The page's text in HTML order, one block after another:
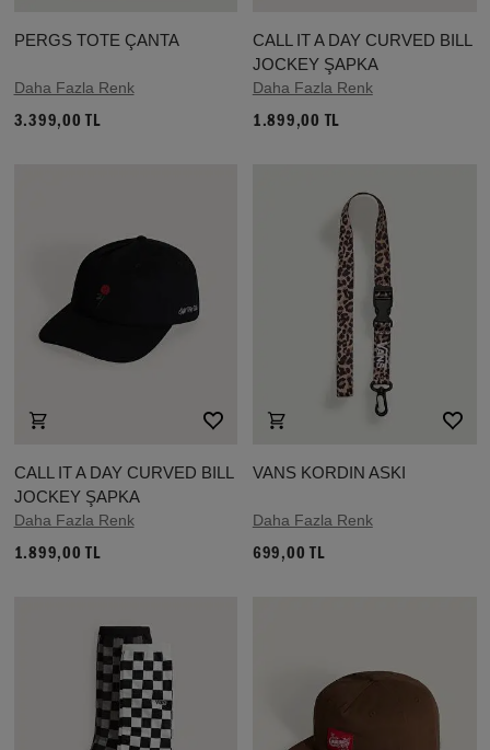
PERGS TOTE ÇANTA
Daha Fazla Renk
3.399,00 TL
CALL IT A DAY CURVED BILL
JOCKEY ŞAPKA
Daha Fazla Renk
1.899,00 TL
CALL IT A DAY CURVED BILL
JOCKEY ŞAPKA
Daha Fazla Renk
1.899,00 TL
VANS KORDIN ASKI
Daha Fazla Renk
699,00 TL